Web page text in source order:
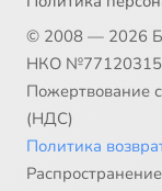
© 2008 — 2026
НКО
Пожертвование
(НДС)
Политика